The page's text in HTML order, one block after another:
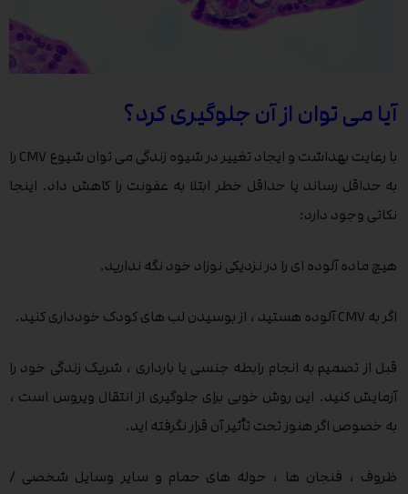
آیا می توان از آن جلوگیری کرد؟
با رعایت بهداشت و ایجاد تغییر در شیوه زندگی می توان شیوع CMV را
به حداقل رساند یا حداقل خطر ابتلا به عفونت را کاهش داد. اینجا
نکاتی وجود دارد:
هیچ ماده آلوده ای را در نزدیکی نوزاد خود نگه ندارید.
اگر به CMV آلوده هستید ، از بوسیدن لب های کودک خودداری کنید.
قبل از تصمیم به انجام رابطه جنسی یا بارداری ، شریک زندگی خود را
آزمایش کنید. این روش خوبی برای جلوگیری از انتقال ویروس است ،
به خصوص اگر هنوز تحت تأثیر آن قرار نگرفته اید.
ظروف ، فنجان ها ، حوله های حمام و سایر وسایل شخصی /